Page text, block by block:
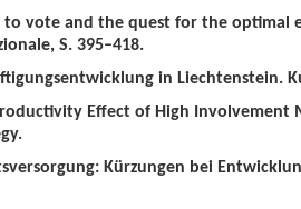
to vote and the quest for the
S. 395–418.
in Liechtenstein.
Effect of High Involvement
Kürzungen bei